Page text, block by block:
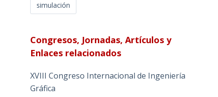
simulación
Congresos, Jornadas, Artículos y
Enlaces relacionados
XVIII Congreso Internacional de Ingeniería
Gráfica